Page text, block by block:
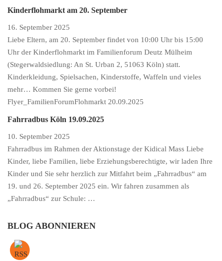
Kinderflohmarkt am 20. September
16. September 2025
Liebe Eltern, am 20. September findet von 10:00 Uhr bis 15:00
Uhr der Kinderflohmarkt im Familienforum Deutz Mülheim
(Stegerwaldsiedlung: An St. Urban 2, 51063 Köln) statt.
Kinderkleidung, Spielsachen, Kinderstoffe, Waffeln und vieles
mehr… Kommen Sie gerne vorbei!
Flyer_FamilienForumFlohmarkt 20.09.2025
Fahrradbus Köln 19.09.2025
10. September 2025
Fahrradbus im Rahmen der Aktionstage der Kidical Mass Liebe
Kinder, liebe Familien, liebe Erziehungsberechtigte, wir laden Ihre
Kinder und Sie sehr herzlich zur Mitfahrt beim „Fahrradbus“ am
19. und 26. September 2025 ein. Wir fahren zusammen als
„Fahrradbus“ zur Schule: …
BLOG ABONNIEREN